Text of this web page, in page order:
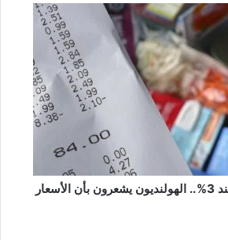
رغم استقرار التضخم عند 3%.. الهولنديون يشعرون بأن الأسعار